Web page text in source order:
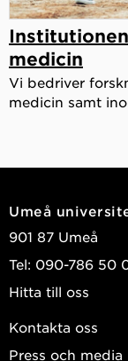
medicin
Vi bedriver
medicin samt
Umeå
901 87 Umeå
Tel: 090-786 50
Hitta till oss
Kontakta oss
Press och media